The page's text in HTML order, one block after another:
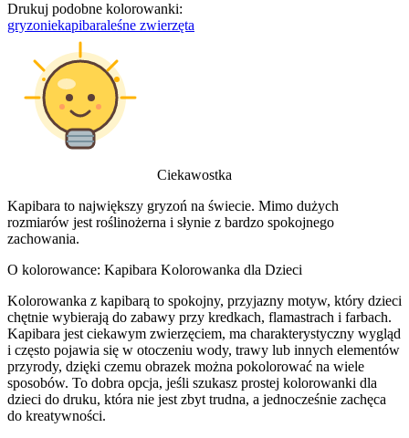
Drukuj podobne kolorowanki:
gryzoniekapibaraleśne zwierzęta
Ciekawostka
Kapibara to największy gryzoń na świecie. Mimo dużych
rozmiarów jest roślinożerna i słynie z bardzo spokojnego
zachowania.
O kolorowance: Kapibara Kolorowanka dla Dzieci
Kolorowanka z kapibarą to spokojny, przyjazny motyw, który dzieci
chętnie wybierają do zabawy przy kredkach, flamastrach i farbach.
Kapibara jest ciekawym zwierzęciem, ma charakterystyczny wygląd
i często pojawia się w otoczeniu wody, trawy lub innych elementów
przyrody, dzięki czemu obrazek można pokolorować na wiele
sposobów. To dobra opcja, jeśli szukasz prostej kolorowanki dla
dzieci do druku, która nie jest zbyt trudna, a jednocześnie zachęca
do kreatywności.